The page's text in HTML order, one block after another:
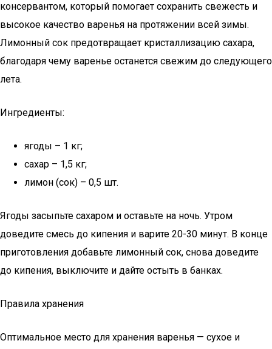
консервантом, который помогает сохранить свежесть и
высокое качество варенья на протяжении всей зимы.
Лимонный сок предотвращает кристаллизацию сахара,
благодаря чему варенье останется свежим до следующего
лета.
Ингредиенты:
ягоды – 1 кг;
сахар – 1,5 кг;
лимон (сок) – 0,5 шт.
Ягоды засыпьте сахаром и оставьте на ночь. Утром
доведите смесь до кипения и варите 20-30 минут. В конце
приготовления добавьте лимонный сок, снова доведите
до кипения, выключите и дайте остыть в банках.
Правила хранения
Оптимальное место для хранения варенья — сухое и